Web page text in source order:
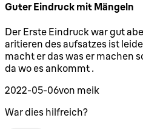
Guter Eindruck mit Mängeln
3 Sterne von maximal 5
Der Erste Eindruck war gut
aritieren des aufsatzes ist
macht er das was er machen
da wo es ankommt .
2022-05-06von meik
War dies hilfreich?